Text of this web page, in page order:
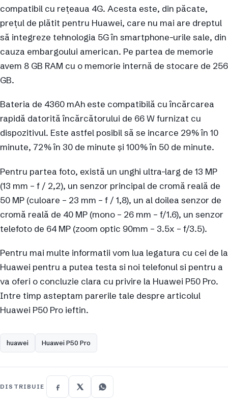
compatibil cu rețeaua 4G. Acesta este, din păcate,
prețul de plătit pentru Huawei, care nu mai are dreptul
să integreze tehnologia 5G în smartphone-urile sale, din
cauza embargoului american. Pe partea de memorie
avem 8 GB RAM cu o memorie internă de stocare de 256
GB.
Bateria de 4360 mAh este compatibilă cu încărcarea
rapidă datorită încărcătorului de 66 W furnizat cu
dispozitivul. Este astfel posibil să se incarce 29% în 10
minute, 72% în 30 de minute și 100% în 50 de minute.
Pentru partea foto, există un unghi ultra-larg de 13 MP
(13 mm – f / 2,2), un senzor principal de cromă reală de
50 MP (culoare – 23 mm – f / 1,8), un al doilea senzor de
cromă reală de 40 MP (mono – 26 mm – f/1.6), un senzor
telefoto de 64 MP (zoom optic 90mm – 3.5x – f/3.5).
Pentru mai multe informatii vom lua legatura cu cei de la
Huawei pentru a putea testa si noi telefonul si pentru a
va oferi o concluzie clara cu privire la Huawei P50 Pro.
Intre timp asteptam parerile tale despre articolul
Huawei P50 Pro ieftin.
huawei Huawei P50 Pro
DISTRIBUIE